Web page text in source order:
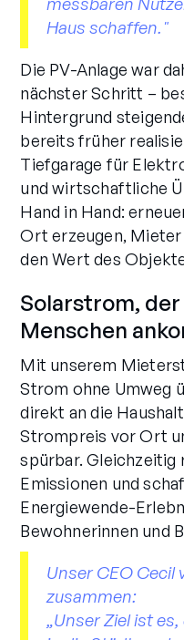
Haus schaffen."
Die PV-Anlage war
nächster Schritt –
Hintergrund
bereits früher
Tiefgarage für
und wirtschaftliche
Hand in Hand:
Ort erzeugen,
den Wert des
Solarstrom,
Menschen
Mit unserem
Strom ohne Umweg
direkt an die
Strompreis vor Ort
spürbar. Gleichzeitig
Emissionen und
Energiewende-
Bewohnerinnen und
Unser CEO Cecil
zusammen:
„Unser Ziel ist